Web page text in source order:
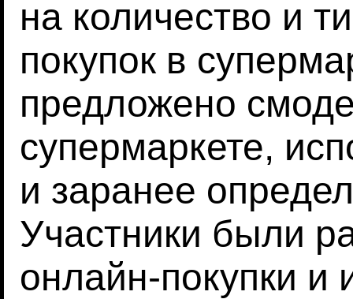
на количество и
покупок в
предложено
супермаркете,
и заранее
Участники были
онлайн-покупки и